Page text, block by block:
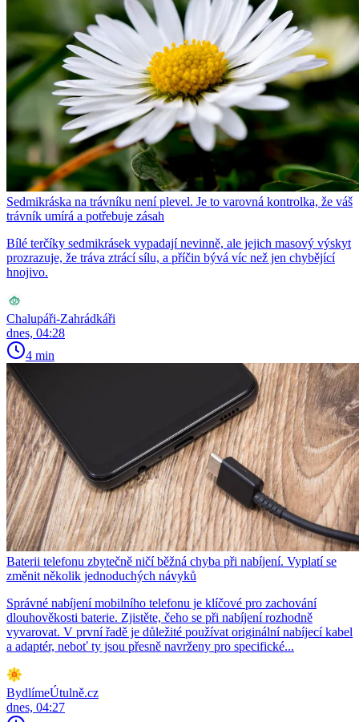
Sedmikráska na trávníku není plevel. Je to varovná kontrolka, že váš
trávník umírá a potřebuje zásah
Bílé terčíky sedmikrásek vypadají nevinně, ale jejich masový výskyt
prozrazuje, že tráva ztrácí sílu, a příčin bývá víc než jen chybějící
hnojivo.
Chalupáři-Zahrádkáři
dnes, 04:28
4 min
Baterii telefonu zbytečně ničí běžná chyba při nabíjení. Vyplatí se
změnit několik jednoduchých návyků
Správné nabíjení mobilního telefonu je klíčové pro zachování
dlouhověkosti baterie. Zjistěte, čeho se při nabíjení rozhodně
vyvarovat. V první řadě je důležité používat originální nabíjecí kabel
a adaptér, neboť ty jsou přesně navrženy pro specifické...
BydlímeÚtulně.cz
dnes, 04:27